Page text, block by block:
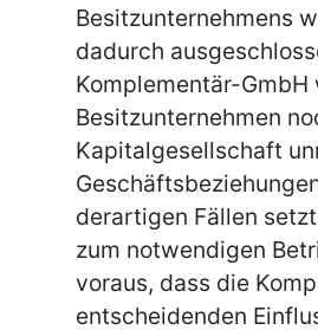
Besitzunternehmens
dadurch
Komplementär-GmbH
Besitzunternehmen
Kapitalgesellschaft
derartigen Fällen
zum notwendigen
voraus, dass die
entscheidenden